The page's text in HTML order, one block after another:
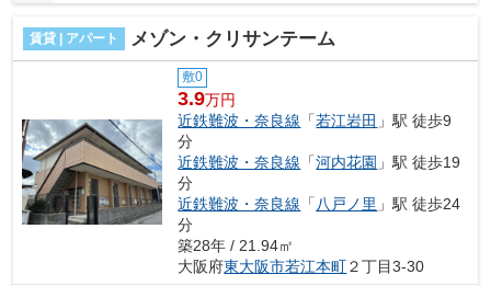
賃貸 | アパート メゾン・クリサンテーム
敷0
3.9万円
近鉄難波・奈良線 「若江岩田 」駅 徒歩9
分
近鉄難波・奈良線 「河内花園 」駅 徒歩19
分
近鉄難波・奈良線 「八戸ノ里 」駅 徒歩24
分
築28年 / 21.94㎡
大阪府東大阪市若江本町２丁目3-30